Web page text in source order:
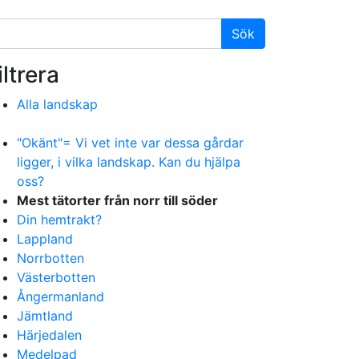
Alla landskap
"Okänt"= Vi vet inte var dessa gårdar
ligger, i vilka landskap. Kan du hjälpa
oss?
Mest tätorter från norr till söder
Din hemtrakt?
Lappland
Norrbotten
Västerbotten
Ångermanland
Jämtland
Härjedalen
Medelpad